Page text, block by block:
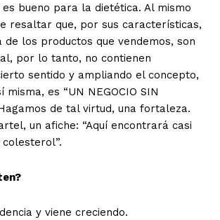
bueno para la dietética. Al mismo
resaltar que, por sus características,
los productos que vendemos, son
por lo tanto, no contienen
sentido y ampliando el concepto,
es “UN NEGOCIO SIN
Hagamos de tal virtud, una fortaleza.
un afiche: “Aquí encontrará casi
y viene creciendo.